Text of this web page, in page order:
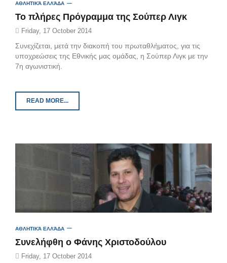
ΑΘΛΗΤΙΚΆ ΕΛΛΆΔΑ
Το πλήρες Πρόγραμμα της Σούπερ Λιγκ
Friday, 17 October 2014
Συνεχίζεται, μετά την διακοπή του πρωταθλήματος, για τις
υποχρεώσεις της Εθνικής μας ομάδας, η Σούπερ Λιγκ με την
7η αγωνιστική.
READ MORE...
ΑΘΛΗΤΙΚΆ ΕΛΛΆΔΑ
Συνελήφθη ο Φάνης Χριστοδούλου
Friday, 17 October 2014